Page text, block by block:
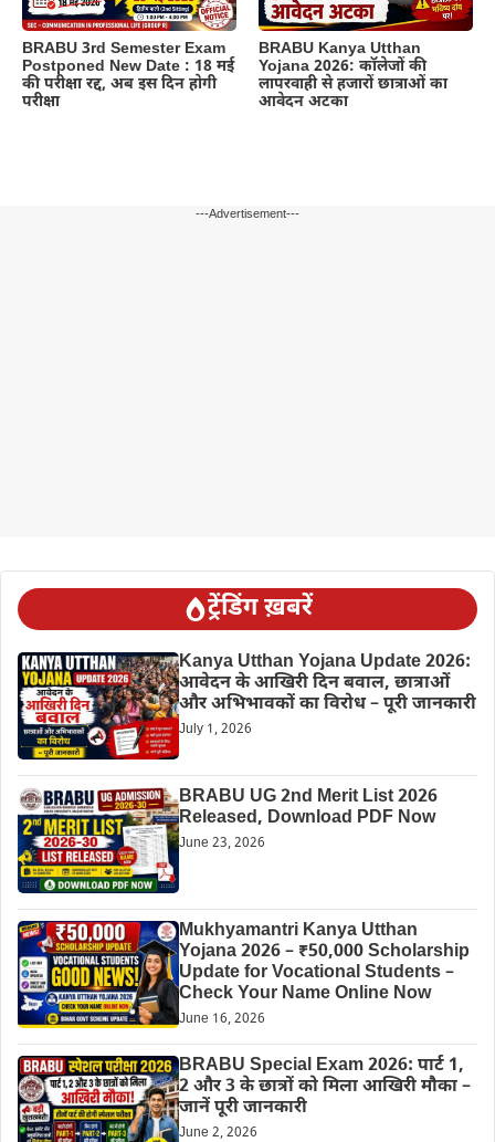
BRABU 3rd Semester Exam
Postponed New Date : 18 मई
की परीक्षा रद्द, अब इस दिन होगी
परीक्षा
BRABU Kanya Utthan
Yojana 2026: कॉलेजों की
लापरवाही से हजारों छात्राओं का
आवेदन अटका
---Advertisement---
ट्रेंडिंग ख़बरें
Kanya Utthan Yojana Update 2026:
आवेदन के आखिरी दिन बवाल, छात्राओं
और अभिभावकों का विरोध – पूरी जानकारी
July 1, 2026
BRABU UG 2nd Merit List 2026
Released, Download PDF Now
June 23, 2026
Mukhyamantri Kanya Utthan
Yojana 2026 – ₹50,000 Scholarship
Update for Vocational Students –
Check Your Name Online Now
June 16, 2026
BRABU Special Exam 2026: पार्ट 1,
2 और 3 के छात्रों को मिला आखिरी मौका –
जानें पूरी जानकारी
June 2, 2026